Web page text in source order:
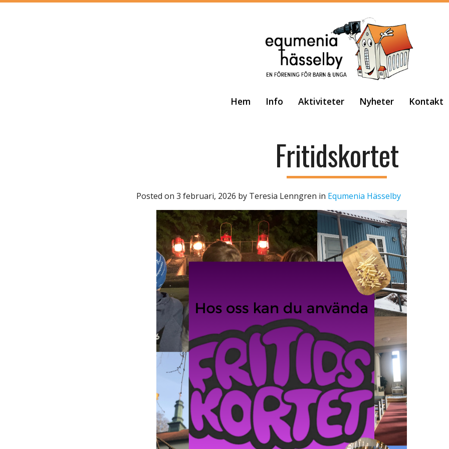
Hem Info Aktiviteter Nyheter Kontakt
Fritidskortet
Posted on 3 februari, 2026 by Teresia Lenngren in Equmenia Hässelby